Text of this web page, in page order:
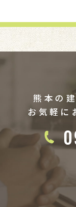
熊本の
お気軽に